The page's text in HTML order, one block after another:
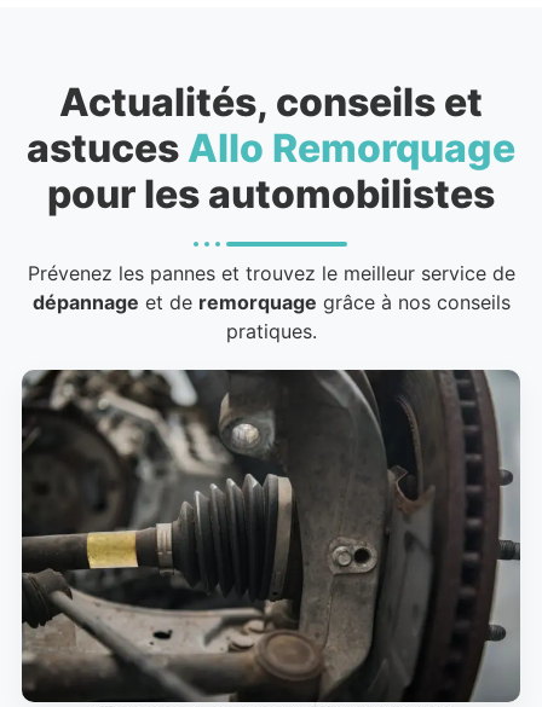
Actualités, conseils et
astuces Allo Remorquage
pour les automobilistes
Prévenez les pannes et trouvez le meilleur service de
dépannage et de remorquage grâce à nos conseils
pratiques.